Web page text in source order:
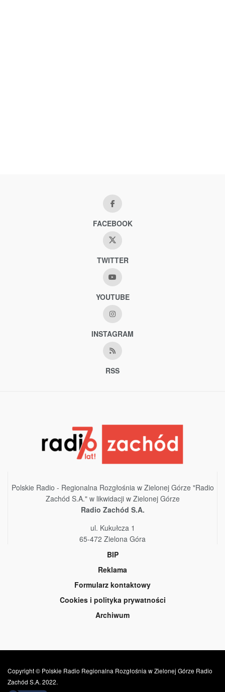
FACEBOOK
TWITTER
YOUTUBE
INSTAGRAM
RSS
Polskie Radio - Regionalna Rozgłośnia w Zielonej Górze "Radio
Zachód S.A." w likwidacji w Zielonej Górze
Radio Zachód S.A.
ul. Kukułcza 1
65-472 Zielona Góra
BIP
Reklama
Formularz kontaktowy
Cookies i polityka prywatności
Archiwum
Copyright © Polskie Radio Regionalna Rozgłośnia w Zielonej Górze Radio
Zachód S.A. 2022.